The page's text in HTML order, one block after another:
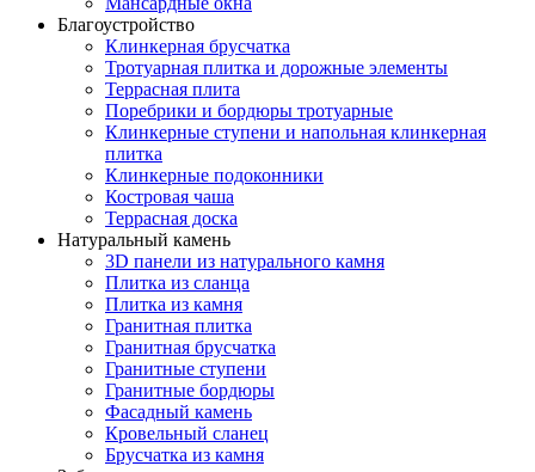
Благоустройство
Клинкерная брусчатка
Тротуарная плитка и дорожные элементы
Террасная плита
Поребрики и бордюры тротуарные
Клинкерные ступени и напольная клинкерная
плитка
Клинкерные подоконники
Костровая чаша
Террасная доска
Натуральный камень
3D панели из натурального камня
Плитка из сланца
Плитка из камня
Гранитная плитка
Гранитная брусчатка
Гранитные ступени
Гранитные бордюры
Фасадный камень
Кровельный сланец
Брусчатка из камня